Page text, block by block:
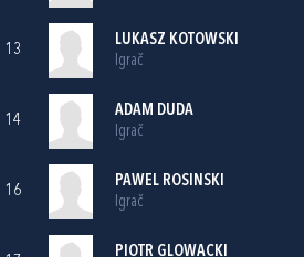
13
LUKASZ KOTOWSKI
Igrač
14
ADAM DUDA
Igrač
16
PAWEL ROSINSKI
Igrač
PIOTR GLOWACKI